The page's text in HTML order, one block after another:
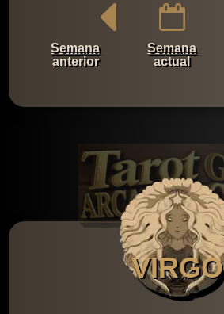
Semana
anterior
Semana
actual
VIRGO